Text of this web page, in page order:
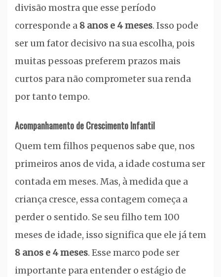
divisão mostra que esse período
corresponde a 8 anos e 4 meses. Isso pode
ser um fator decisivo na sua escolha, pois
muitas pessoas preferem prazos mais
curtos para não comprometer sua renda
por tanto tempo.
Acompanhamento de Crescimento Infantil
Quem tem filhos pequenos sabe que, nos
primeiros anos de vida, a idade costuma ser
contada em meses. Mas, à medida que a
criança cresce, essa contagem começa a
perder o sentido. Se seu filho tem 100
meses de idade, isso significa que ele já tem
8 anos e 4 meses. Esse marco pode ser
importante para entender o estágio de